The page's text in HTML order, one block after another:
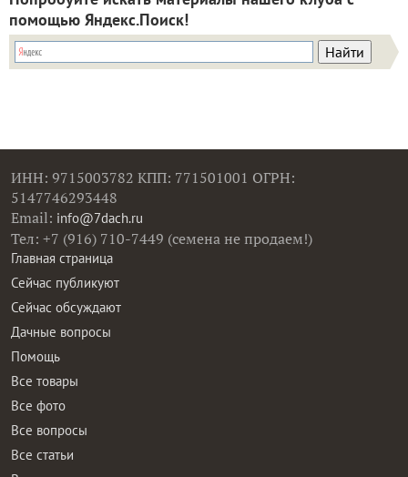
помощью Яндекс.Поиск!
ИНН: 9715003782 КПП: 771501001 ОГРН:
5147746293448
Email: info@7dach.ru
Тел: +7 (916) 710-7449 (семена не продаем!)
Главная страница
Сейчас публикуют
Сейчас обсуждают
Дачные вопросы
Помощь
Все товары
Все фото
Все вопросы
Все статьи